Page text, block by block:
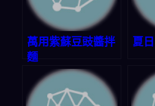
萬用紫蘇豆豉醬拌
麵
夏